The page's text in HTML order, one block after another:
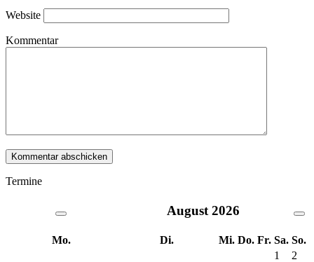
Website
Kommentar
Termine
August 2026
Mo. Di. Mi. Do. Fr. Sa. So.
1
2